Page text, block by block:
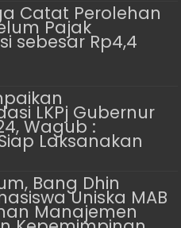
Catat Perolehan
Pajak
sebesar Rp4,4
LKPj Gubernur
Wagub :
Laksanakan
Bang Dhin
Uniska MAB
Manajemen